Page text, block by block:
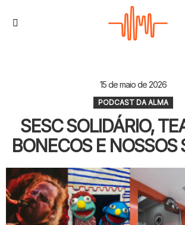
15 de maio de 2026
PODCAST DA ALMA
SESC SOLIDÁRIO,
BONECOS E NOSSOS